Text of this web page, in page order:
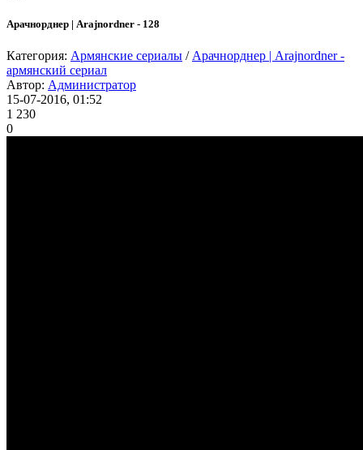
Арачнорднер | Arajnordner - 128
Категория: Армянские сериалы / Арачнорднер | Arajnordner -
армянский сериал
Автор: Администратор
15-07-2016, 01:52
1 230
0